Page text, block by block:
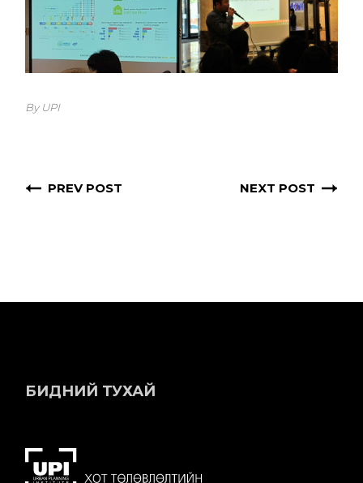
By UPI
PREV POST NEXT POST
БИДНИЙ ТУХАЙ